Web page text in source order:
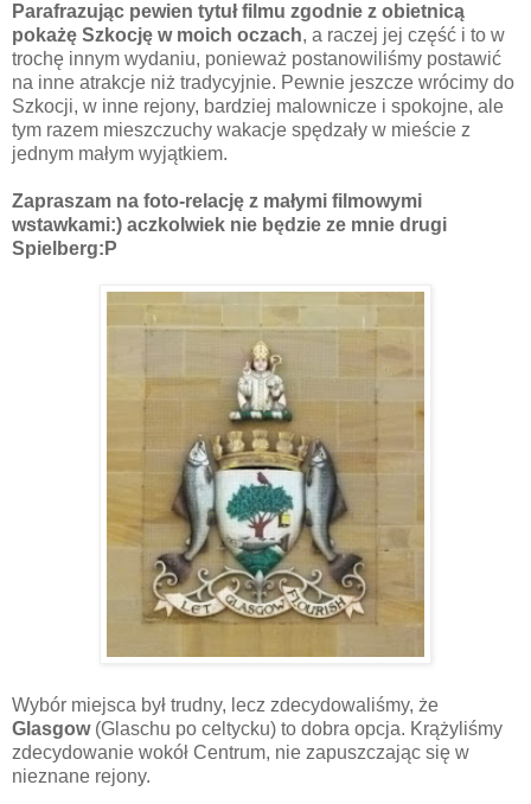
Parafrazując pewien tytuł filmu zgodnie z obietnicą
pokażę Szkocję w moich oczach, a raczej jej część i to w
trochę innym wydaniu, ponieważ postanowiliśmy postawić
na inne atrakcje niż tradycyjnie. Pewnie jeszcze wrócimy do
Szkocji, w inne rejony, bardziej malownicze i spokojne, ale
tym razem mieszczuchy wakacje spędzały w mieście z
jednym małym wyjątkiem.
Zapraszam na foto-relację z małymi filmowymi
wstawkami:) aczkolwiek nie będzie ze mnie drugi
Spielberg:P
Wybór miejsca był trudny, lecz zdecydowaliśmy, że
Glasgow(Glaschu po celtycku) to dobra opcja. Krążyliśmy
zdecydowanie wokół Centrum, nie zapuszczając się w
nieznane rejony.